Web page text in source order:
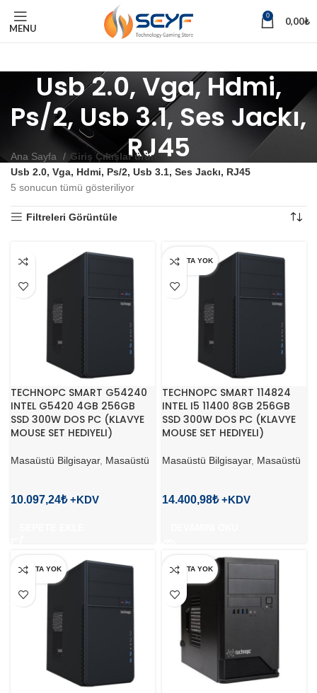
MENU
0 0,00₺
Usb 2.0, Vga, Hdmi,
Ps/2, Usb 3.1, Ses Jackı,
RJ45
Ana Sayfa
Giriş Çıkışlar ürün
Usb 2.0, Vga, Hdmi, Ps/2, Usb 3.1, Ses Jackı, RJ45
5 sonucun tümü gösteriliyor
Filtreleri Görüntüle
TECHNOPC SMART G54240
INTEL G5420 4GB 256GB
SSD 300W DOS PC (KLAVYE
MOUSE SET HEDIYELI)
Masaüstü Bilgisayar, Masaüstü
10.097,24₺
STOKTA YOK
TECHNOPC SMART 114824
INTEL I5 11400 8GB 256GB
SSD 300W DOS PC (KLAVYE
MOUSE SET HEDIYELI)
Masaüstü Bilgisayar, Masaüstü
14.400,98₺
STOKTA YOK STOKTA YOK